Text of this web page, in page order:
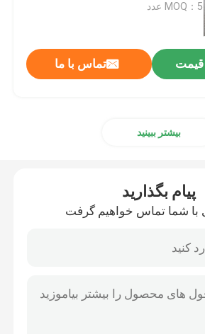
MOQ：5 عدد
قیمت تماس با ما
بیشتر ببینید
پیام بگذارید
با شما تماس خواهیم گرفت